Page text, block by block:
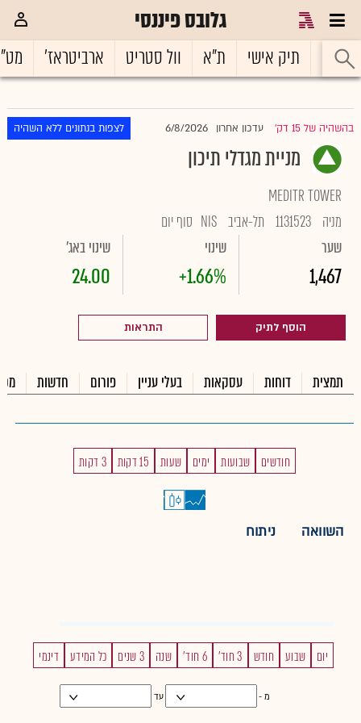
גלובס פיננסי
ראשי תיק אישי ת"א וול סטריט ארביטראז'
בהשהיה של 15 דק' עדכון אחרון 6/8/2026 לצפות בנתונים ללא השהיה
מניית מגדלי תיכון
MEDITR TOWER
מניה 1131523 תל-אביב NIS סוף יום
שער
1,467
שינוי
+1.66%
שינוי באג'
24.00
הוסף לתיק התראות
תמצית דוחות עסקאות בעלי עניין פורום חדשות
חודשים שבועות ימים שעות 15 דקות 3 דקות
השוואה ניתוח
יום שבוע חודש 3 חוד' 6 חוד' שנה 3 שנים כל המידע דינמי
מ - עד